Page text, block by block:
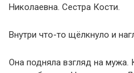
Николаевна. Сестра Кости.
Внутри что-то щёлкнуло и
Она подняла взгляд на мужа.